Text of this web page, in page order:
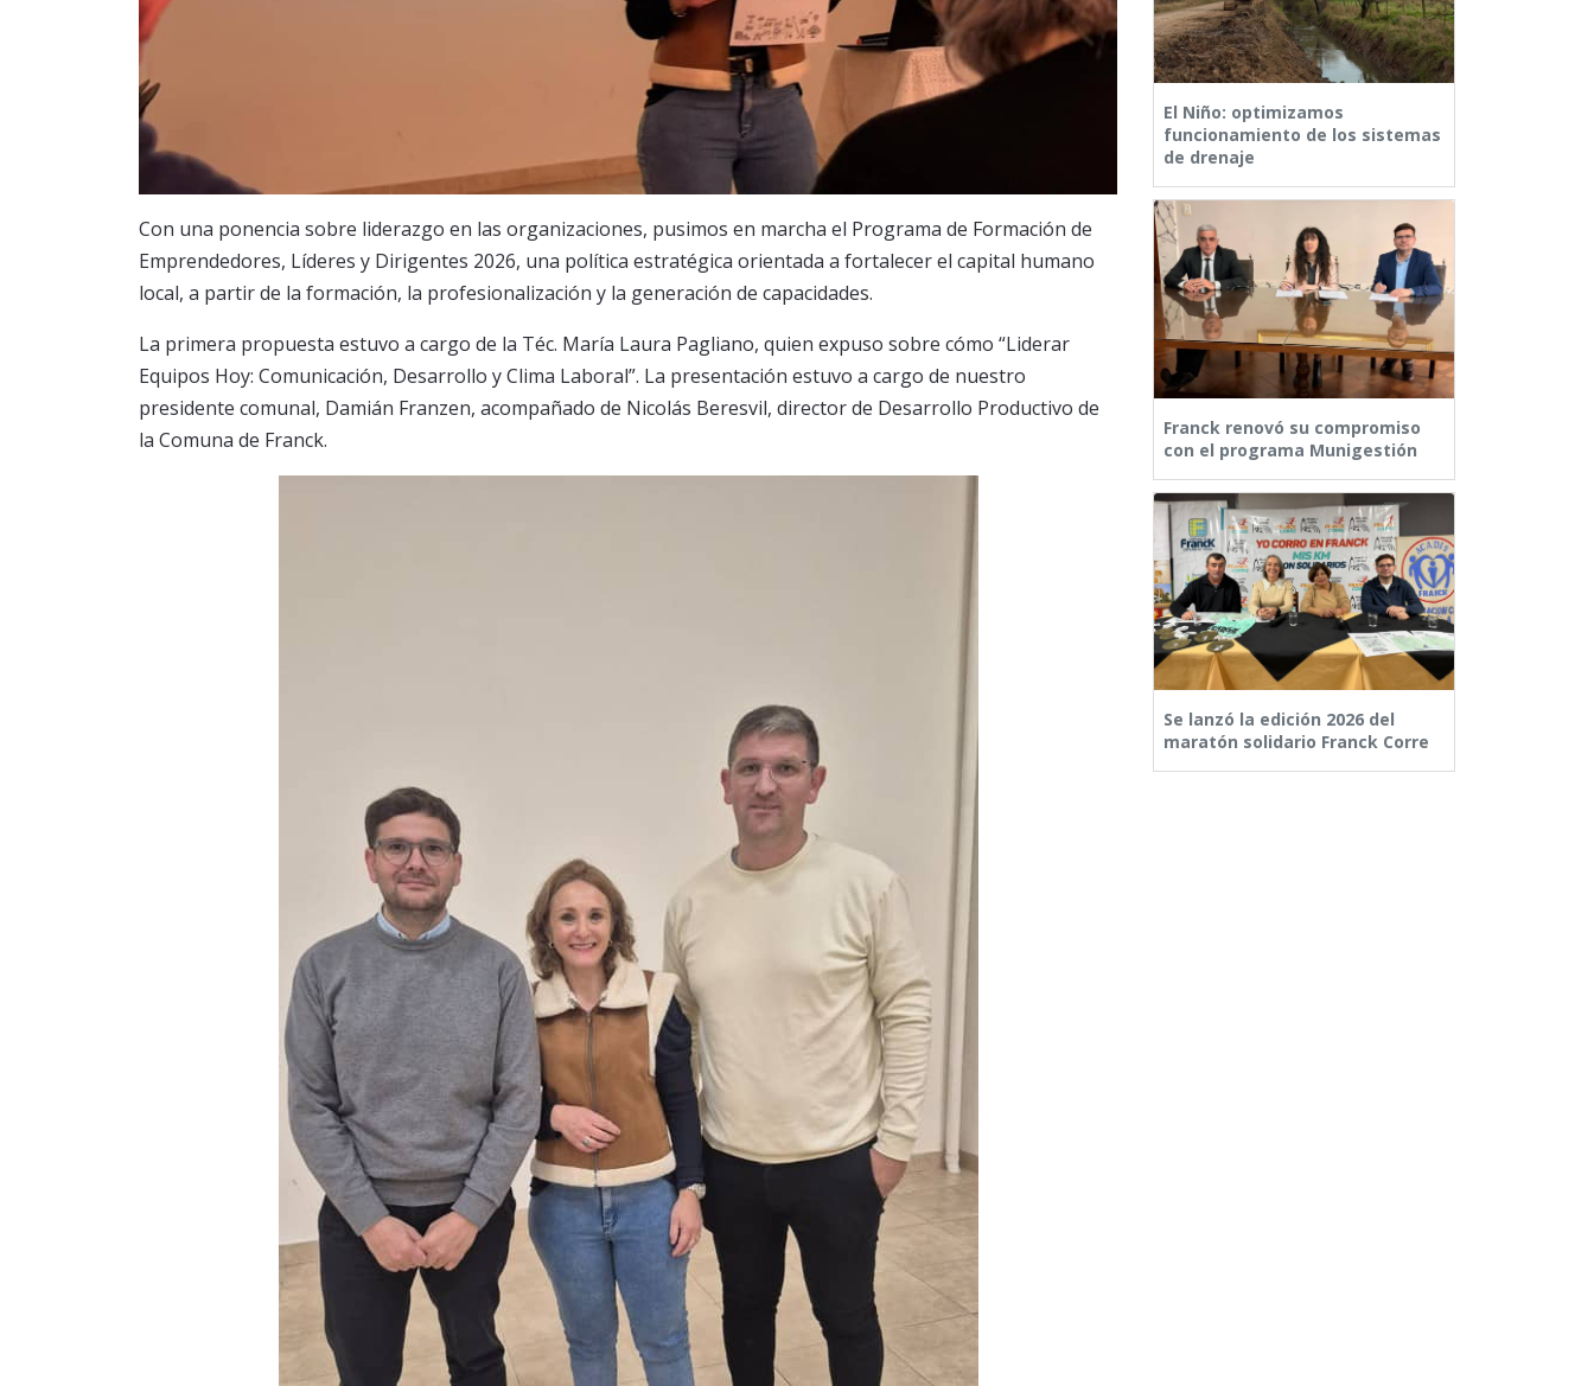
Con una ponencia sobre liderazgo en las organizaciones, pusimos en marcha el Programa de Formación de
Emprendedores, Líderes y Dirigentes 2026, una política estratégica orientada a fortalecer el capital humano
local, a partir de la formación, la profesionalización y la generación de capacidades.
La primera propuesta estuvo a cargo de la Téc. María Laura Pagliano, quien expuso sobre cómo “Liderar
Equipos Hoy: Comunicación, Desarrollo y Clima Laboral”. La presentación estuvo a cargo de nuestro
presidente comunal, Damián Franzen, acompañado de Nicolás Beresvil, director de Desarrollo Productivo de
la Comuna de Franck.
El Niño: optimizamos
funcionamiento de los sistemas
de drenaje
Franck renovó su compromiso
con el programa Munigestión
Se lanzó la edición 2026 del
maratón solidario Franck Corre